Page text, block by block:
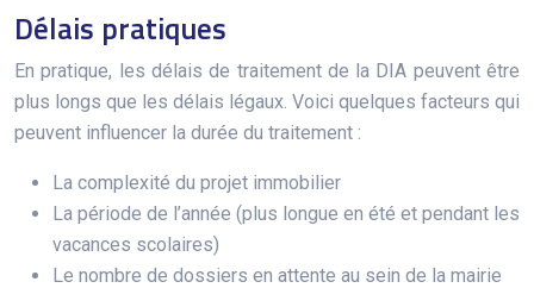
Délais pratiques
En pratique, les délais de traitement de la DIA peuvent être
plus longs que les délais légaux. Voici quelques facteurs qui
peuvent influencer la durée du traitement :
La complexité du projet immobilier
La période de l’année (plus longue en été et pendant les
vacances scolaires)
Le nombre de dossiers en attente au sein de la mairie